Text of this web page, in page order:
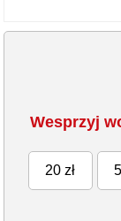
Wesprzyj
20 zł